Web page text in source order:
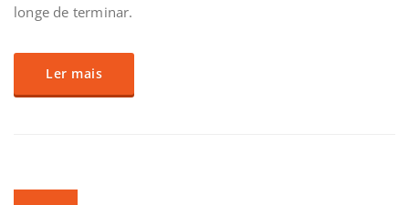
longe de terminar.
Ler mais